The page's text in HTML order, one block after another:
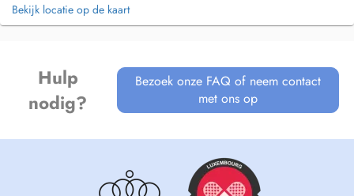
Bekijk locatie op de kaart
Hulp
nodig?
Bezoek onze FAQ of neem contact
met ons op